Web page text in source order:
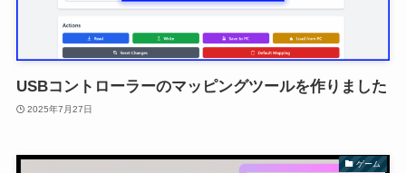
USBコントローラーのマッピングツールを作りました
2025年7月27日
ゲーム